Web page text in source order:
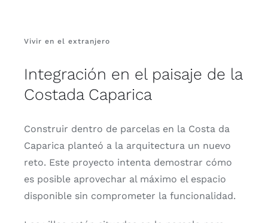
Vivir en el extranjero
Integración en el paisaje de la
Costada Caparica
Construir dentro de parcelas en la Costa da
Caparica planteó a la arquitectura un nuevo
reto. Este proyecto intenta demostrar cómo
es posible aprovechar al máximo el espacio
disponible sin comprometer la funcionalidad.